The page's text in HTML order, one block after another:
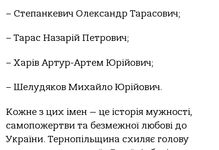
– Степанкевич Олександр Тарасович;
– Тарас Назарій Петрович;
– Харів Артур-Артем Юрійович;
– Шелудяков Михайло Юрійович.
Кожне з цих імен — це історія мужності,
самопожертви та безмежної любові до
України. Тернопільщина схиляє голову